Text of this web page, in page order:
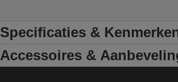
Specificaties &
Accessoires &